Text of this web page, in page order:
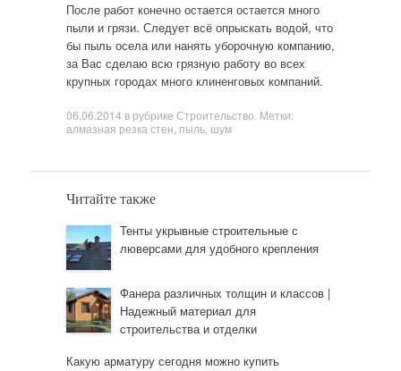
После работ конечно остается остается много
пыли и грязи. Следует всё опрыскать водой, что
бы пыль осела или нанять уборочную компанию,
за Вас сделаю всю грязную работу во всех
крупных городах много клиненговых компаний.
06.06.2014 в рубрике Строительство . Метки:
алмазная резка стен пыль, шум
Читайте также
Тенты укрывные строительные с
люверсами для удобного крепления
Фанера различных толщин и классов |
Надежный материал для
строительства и отделки
Какую арматуру сегодня можно купить